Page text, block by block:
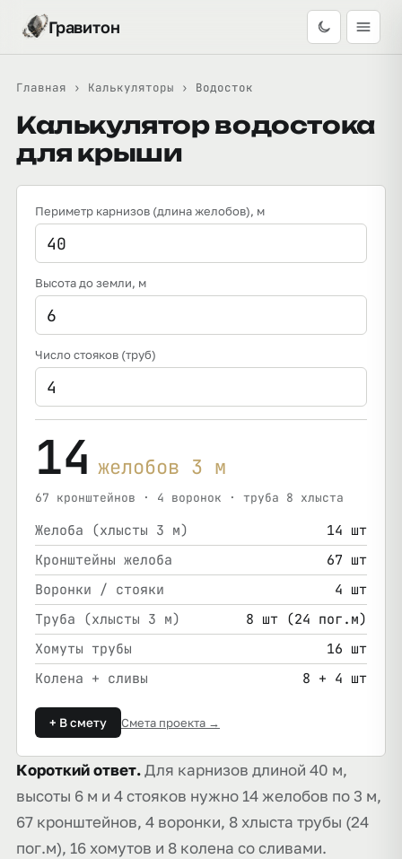
Гравитон
Главная › Калькуляторы › Водосток
Калькулятор водостока
для крыши
Периметр карнизов (длина желобов), м
Высота до земли, м
Число стояков (труб)
14 желобов 3 м
67 кронштейнов · 4 воронок · труба 8 хлыста
Желоба (хлысты 3 м)
14 шт
Кронштейны желоба
67 шт
Воронки / стояки
4 шт
Труба (хлысты 3 м)
8 шт (24 пог.м)
Хомуты трубы
16 шт
Колена + сливы
8 + 4 шт
+ В смету Смета проекта →
Короткий ответ.Для карнизов длиной 40 м,
высоты 6 м и 4 стояков нужно 14 желобов по 3 м,
67 кронштейнов, 4 воронки, 8 хлыста трубы (24
пог.м), 16 хомутов и 8 колена со сливами.